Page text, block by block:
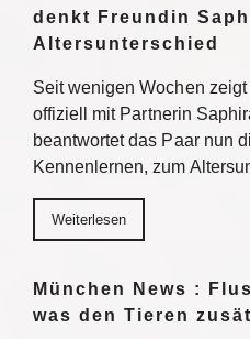
denkt Freundin
Altersunterschied
Seit wenigen Wochen
offiziell mit Partnerin
beantwortet das Paar nun
Kennenlernen, zum
Weiterlesen
München News :
was den Tieren